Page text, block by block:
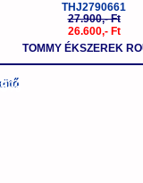
THJ2790661
27.900,- Ft
26.600,- Ft
TOMMY ÉKSZEREK